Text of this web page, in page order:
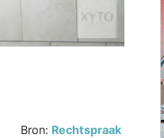
Bron: Rechtspraak